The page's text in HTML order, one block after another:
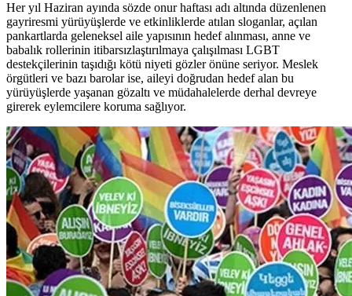
Her yıl Haziran ayında sözde onur haftası adı altında düzenlenen
gayriresmi yürüyüşlerde ve etkinliklerde atılan sloganlar, açılan
pankartlarda geleneksel aile yapısının hedef alınması, anne ve
babalık rollerinin itibarsızlaştırılmaya çalışılması LGBT
destekçilerinin taşıdığı kötü niyeti gözler önüne seriyor. Meslek
örgütleri ve bazı barolar ise, aileyi doğrudan hedef alan bu
yürüyüşlerde yaşanan gözaltı ve müdahalelerde derhal devreye
girerek eylemcilere koruma sağlıyor.